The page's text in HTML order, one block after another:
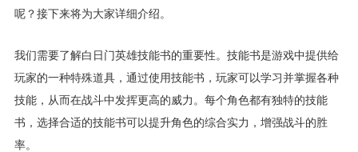
呢？接下来将为大家详细介绍。
我们需要了解白日门英雄技能书的重要性。技能书是游戏中提供给
玩家的一种特殊道具，通过使用技能书，玩家可以学习并掌握各种
技能，从而在战斗中发挥更高的威力。每个角色都有独特的技能
书，选择合适的技能书可以提升角色的综合实力，增强战斗的胜
率。